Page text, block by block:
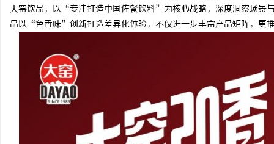
大窑饮品，以“专注打造中国佐餐饮料”为核心战略，深度洞察场
品以“色香味”创新打造差异化体验，不仅进一步丰富产品矩阵，